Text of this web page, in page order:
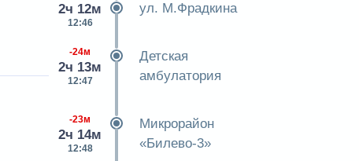
2ч 12м
12:46
ул. М.Фрадкина
-24м
2ч 13м
12:47
Детская
амбулатория
-23м
2ч 14м
12:48
Микрорайон
«Билево-3»